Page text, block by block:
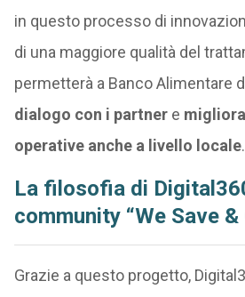
in questo processo di
di una maggiore qualità del
permetterà a Banco Alimentare
dialogo con i partnere
operative anche a livello locale.
La filosofia di
community “We Save &
Grazie a questo progetto,